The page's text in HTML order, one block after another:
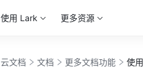
使用 Lark 更多资源
云文档 文档 更多文档功能 使